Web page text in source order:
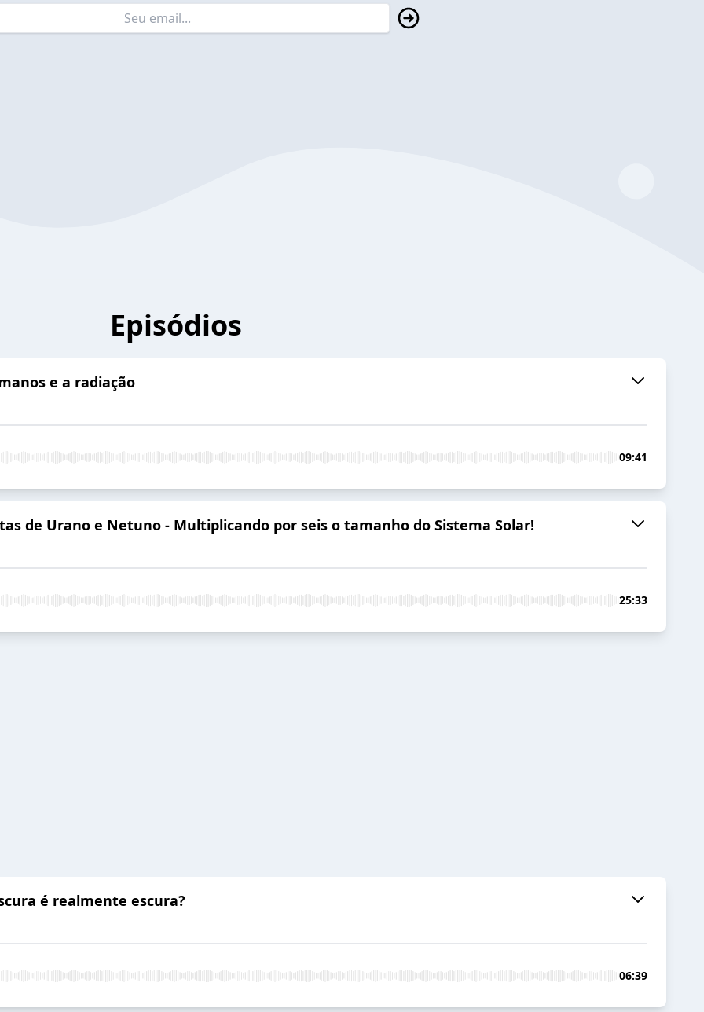
Episódios
e a radiação
09:41
de Urano e Netuno - Multiplicando por seis o tamanho do Sistema Solar!
25:33
é realmente escura?
06:39